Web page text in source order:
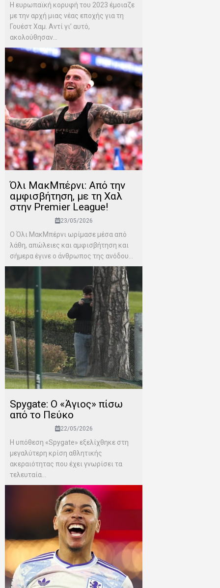
Η ευρωπαϊκή κορυφή του 2023 έμοιαζε
με την αρχή μιας νέας εποχής για τη
Γουέστ Χαμ. Αντί γι’ αυτό,
ακολούθησαν...
Όλι ΜακΜπέρνι: Aπό την
αμφισβήτηση, με τη Χαλ
στην Premier League!
23/05/2026
Ο Όλι ΜακΜπέρνι ωρίμασε μέσα από
λάθη, απώλειες και αμφισβήτηση και
σήμερα έγινε ο άνθρωπος της ανόδου...
Spygate: Ο «Άγιος» πίσω
από το Πεύκο
22/05/2026
Η υπόθεση «Spygate» εξελίχθηκε στη
μεγαλύτερη κρίση αθλητικής
ακεραιότητας που έχει γνωρίσει τα
τελευταία...